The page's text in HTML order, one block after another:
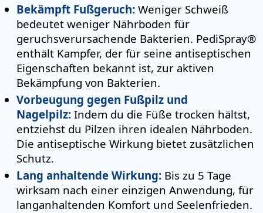
Bekämpft Fußgeruch: Weniger Schweiß
bedeutet weniger Nährboden für
geruchsverursachende Bakterien. PediSpray®
enthält Kampfer, der für seine antiseptischen
Eigenschaften bekannt ist, zur aktiven
Bekämpfung von Bakterien.
Vorbeugung gegen Fußpilz und
Nagelpilz: Indem du die Füße trocken hältst,
entziehst du Pilzen ihren idealen Nährboden.
Die antiseptische Wirkung bietet zusätzlichen
Schutz.
Lang anhaltende Wirkung: Bis zu 5 Tage
wirksam nach einer einzigen Anwendung, für
langanhaltenden Komfort und Seelenfrieden.